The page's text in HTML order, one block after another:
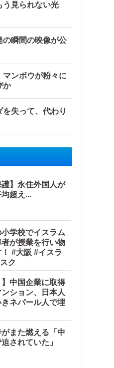
見られない光
の瞬間の映像が公
マンボウが粉々に
か
失って、代わり
護】永住外国人が
均超え...
学校でイスラム
が授業を行い物
阪 #イスラ
ク
】中国企業に取得
ション、日本人
ネパール人で埋
また燃える「中
されていた」